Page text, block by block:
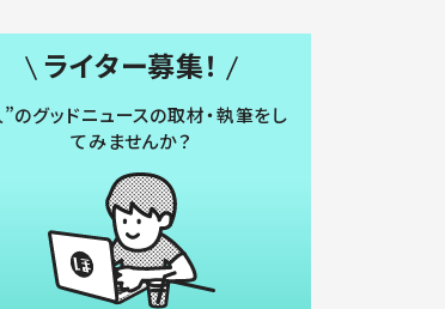
ライター募集！
のグッドニュースの取材・執筆をし
てみませんか？